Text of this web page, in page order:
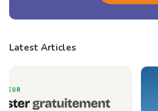
Latest Articles